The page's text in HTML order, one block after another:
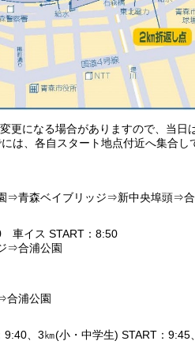
更になる場合がありますので、当日
は、各自スタート地点付近へ集合し
⇒青森ベイブリッジ⇒新中央埠頭⇒合
車イス START：8:50
⇒合浦公園
合浦公園
、3㎞(小・中学生) START：9:45